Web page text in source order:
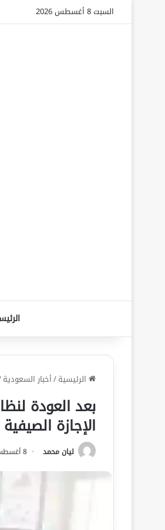
السبت 8 أغسطس 2026
الرئيسية/أخبار السعودية
بعد العودة
الإجازة
ليان محمد 8 أغسطس، 2025